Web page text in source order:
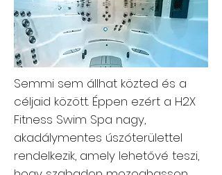
Semmi sem állhat közted és a
céljaid között. Éppen ezért a H2X
Fitness Swim Spa nagy,
akadálymentes úszóterülettel
rendelkezik, amely lehetővé teszi,